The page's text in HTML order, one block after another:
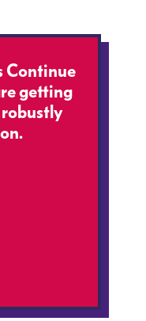
Continue
getting
robustly